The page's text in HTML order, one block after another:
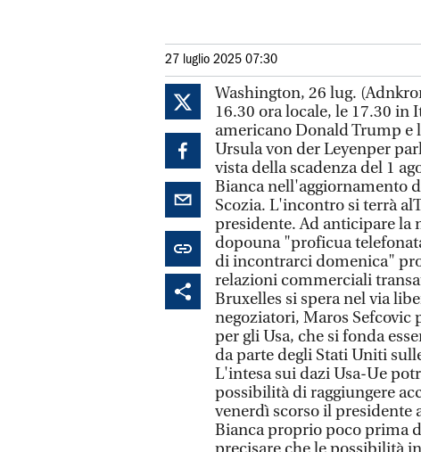
27 luglio 2025 07:30
Washington, 26 lug.
16.30 ora locale, le 17.30
americano Donald Trump e
Ursula von der Leyenper
vista della scadenza del 1
Bianca nell'aggiornamento
Scozia. L'incontro si terrà
presidente. Ad anticipare la
dopouna "proficua
di incontrarci domenica"
relazioni commerciali
Bruxelles si spera nel via
negoziatori, Maros Sefcovic
per gli Usa, che si fonda
da parte degli Stati Uniti
L'intesa sui dazi Usa-Ue
possibilità di raggiungere
venerdì scorso il presidente
Bianca proprio poco prima